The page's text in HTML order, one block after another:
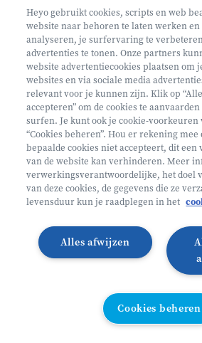
Mini ontdekkers
Oosterzele België
2 - 5 jaar
10/08 - 14/08
Zonder overnachting
Lees meer
LAATSTE PLAATSEN
Heyo gebruikt cookies, scripts en web
website naar behoren te laten werken
analyseren, je surfervaring te
advertenties te tonen. Onze partners
website advertentiecookies plaatsen om
websites en via sociale media
relevant voor je kunnen zijn. Klik op
accepteren” om de cookies te
surfen. Je kunt ook je cookie-
“Cookies beheren”. Hou er rekening mee
bepaalde cookies niet accepteert, dit
van de website kan verhinderen. Meer
verwerkingsverantwoordelijke, het doel
van deze cookies, de gegevens die ze
levensduur kun je raadplegen in het
Alles afwijzen
Cookies beheren